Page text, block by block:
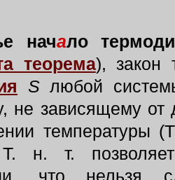
начало
теорема), закон
Sлюбой
не зависящему
температуры
н. т.
что нельзя